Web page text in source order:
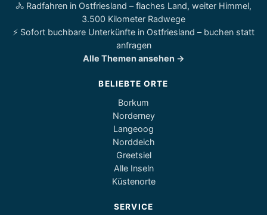
🚴 Radfahren in Ostfriesland – flaches Land, weiter Himmel,
3.500 Kilometer Radwege
⚡ Sofort buchbare Unterkünfte in Ostfriesland – buchen statt
anfragen
Alle Themen ansehen →
BELIEBTE ORTE
Borkum
Norderney
Langeoog
Norddeich
Greetsiel
Alle Inseln
Küstenorte
SERVICE